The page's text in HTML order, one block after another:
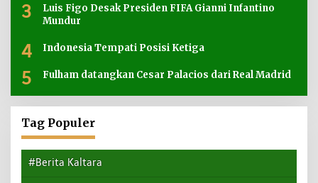
3
Luis Figo Desak Presiden FIFA Gianni Infantino
Mundur
4 Indonesia Tempati Posisi Ketiga
5 Fulham datangkan Cesar Palacios dari Real Madrid
Tag Populer
#Berita Kaltara